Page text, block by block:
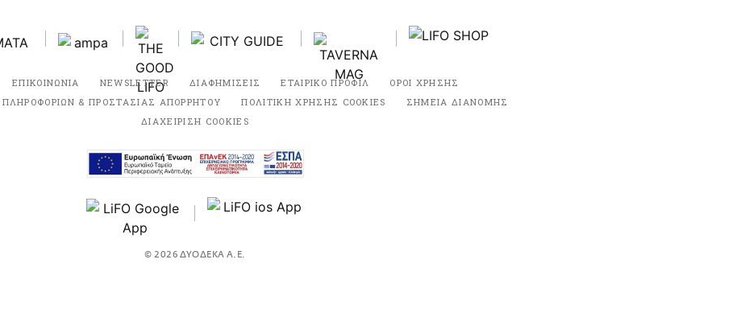
ΕΠΙΚΟΙΝΩΝΙΑ NEWSLETTER ΔΙΑΦΗΜΙΣΕΙΣ ΕΤΑΙΡΙΚΟ ΠΡΟΦΙΛ
ΟΡΟΙ ΧΡΗΣΗΣ
& ΠΡΟΣΤΑΣΙΑΣ ΑΠΟΡΡΗΤΟΥ
ΠΟΛΙΤΙΚΗ ΧΡΗΣΗΣ COOKIES
ΣΗΜΕΙΑ ΔΙΑΝΟΜΗΣ
ΔΙΑΧΕΙΡΙΣΗ COOKIES
© 2026 ΔΥΟΔΕΚΑ Α.Ε.